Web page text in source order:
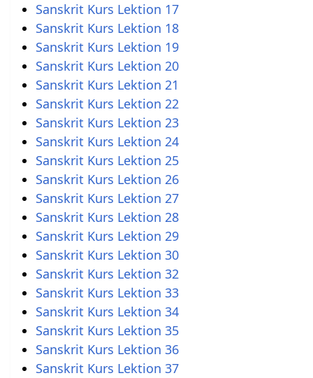
Sanskrit Kurs Lektion 17
Sanskrit Kurs Lektion 18
Sanskrit Kurs Lektion 19
Sanskrit Kurs Lektion 20
Sanskrit Kurs Lektion 21
Sanskrit Kurs Lektion 22
Sanskrit Kurs Lektion 23
Sanskrit Kurs Lektion 24
Sanskrit Kurs Lektion 25
Sanskrit Kurs Lektion 26
Sanskrit Kurs Lektion 27
Sanskrit Kurs Lektion 28
Sanskrit Kurs Lektion 29
Sanskrit Kurs Lektion 30
Sanskrit Kurs Lektion 32
Sanskrit Kurs Lektion 33
Sanskrit Kurs Lektion 34
Sanskrit Kurs Lektion 35
Sanskrit Kurs Lektion 36
Sanskrit Kurs Lektion 37